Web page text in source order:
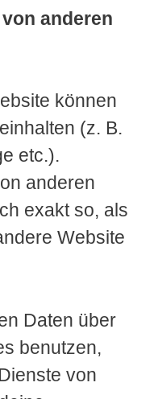
anderen
können
(z. B.
etc.).
anderen
exakt so, als
Website
Daten über
benutzen,
von